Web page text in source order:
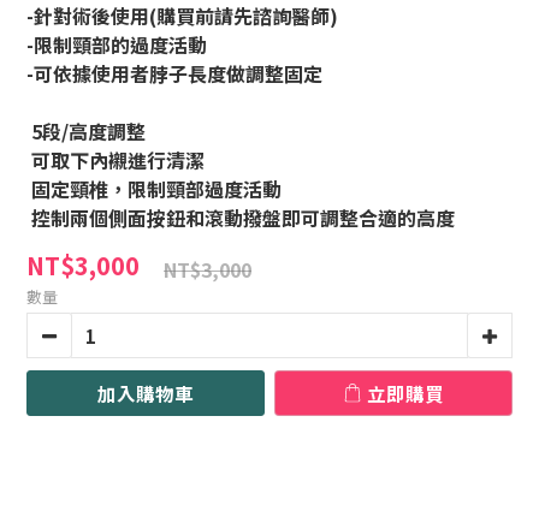
-針對術後使用(購買前請先諮詢醫師)
-限制頸部的過度活動
-可依據使用者脖子長度做調整固定
5段/高度調整
可取下內襯進行清潔
固定頸椎，限制頸部過度活動
控制兩個側面按鈕和滾動撥盤即可調整合適的高度
NT$3,000 NT$3,000
數量
加入購物車 立即購買